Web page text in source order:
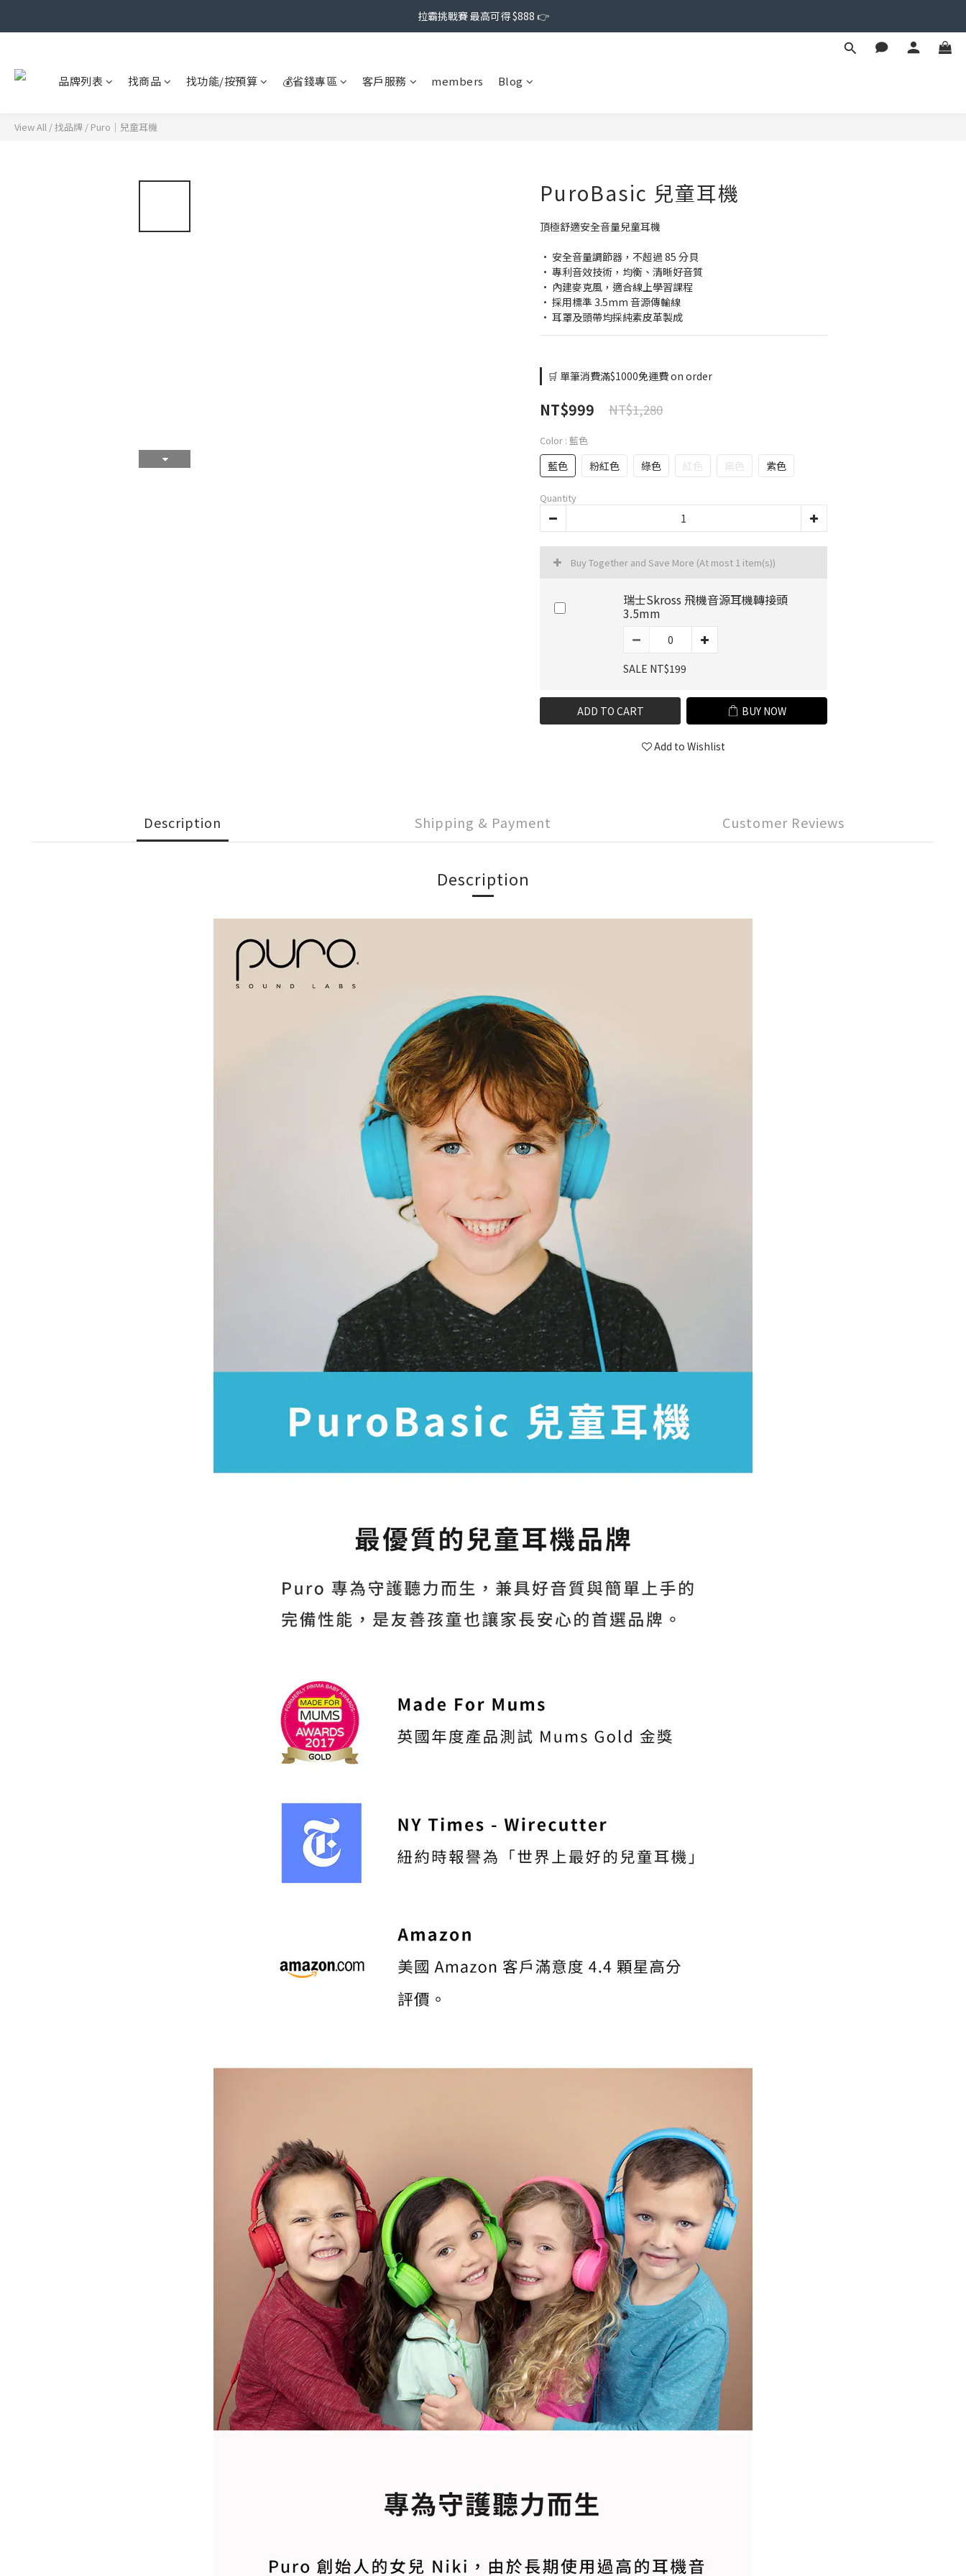
拉霸挑戰賽 最高可得 $888 👉
品牌列表 找商品 找功能/按預算 💰省錢專區 客戶服務 members Blog
View All /找品牌 / Puro｜兒童耳機
PuroBasic 兒童耳機
頂極舒適安全音量兒童耳機
• 安全音量調節器，不超過 85 分貝
• 專利音效技術，均衡、清晰好音質
• 內建麥克風，適合線上學習課程
• 採用標準 3.5mm 音源傳輸線
• 耳罩及頭帶均採純素皮革製成
🛒 單筆消費滿$1000免運費 on order
NT$999 NT$1,280
Color : 藍色
藍色 粉紅色 綠色 紅色 黑色 紫色
Quantity
Buy Together and Save More (At most 1 item(s))
瑞士Skross 飛機音源耳機轉接頭
3.5mm
SALE NT$199
ADD TO CART BUY NOW
Add to Wishlist
Description Shipping & Payment Customer Reviews
Description